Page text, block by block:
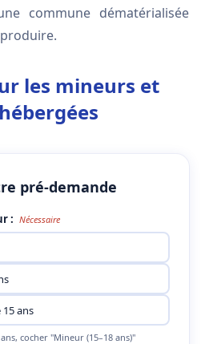
commune dématérialisée
les mineurs et
pré-demande
: Nécessaire
ans
cocher "Mineur (15–18 ans)"